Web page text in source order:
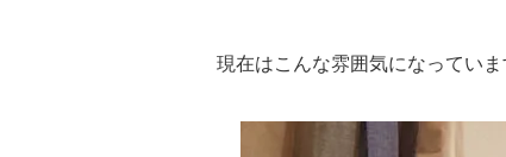
現在はこんな雰囲気になっていま